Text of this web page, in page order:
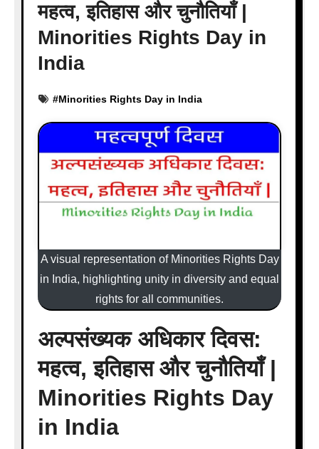
महत्व, इतिहास और चुनौतियाँ |
Minorities Rights Day in
India
#Minorities Rights Day in India
A visual representation of Minorities Rights Day
in India, highlighting unity in diversity and equal
rights for all communities.
अल्पसंख्यक अधिकार दिवस:
महत्व, इतिहास और चुनौतियाँ |
Minorities Rights Day
in India